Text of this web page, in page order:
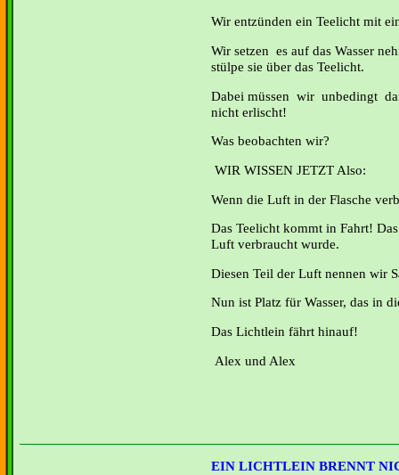
Wir entzünden ein Teelicht mit
Wir setzen es auf das Wasser
stülpe sie über das Teelicht.
Dabei müssen wir unbedingt
nicht erlischt!
Was beobachten wir?
WIR WISSEN JETZT Also:
Wenn die Luft in der Flasche
Das Teelicht kommt in Fahrt!
Luft verbraucht wurde.
Diesen Teil der Luft nennen wir
Nun ist Platz für Wasser, das in
Das Lichtlein fährt hinauf!
Alex und Alex
EIN LICHTLEIN BRENNT